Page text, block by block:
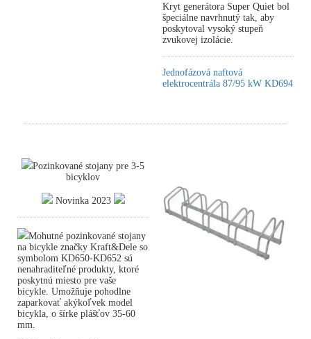
Kryt generátora Super Quiet bol
špeciálne navrhnutý tak, aby
poskytoval vysoký stupeň
zvukovej izolácie.
Jednofázová naftová
elektrocentrála 87/95 kW KD694
Pozinkované stojany pre 3-5
bicyklov
Novinka 2023
Mohutné pozinkované stojany
na bicykle značky Kraft&Dele so
symbolom KD650-KD652 sú
nenahraditeľné produkty, ktoré
poskytnú miesto pre vaše
bicykle. Umožňuje pohodlne
zaparkovať akýkoľvek model
bicykla, o šírke plášťov 35-60
mm.